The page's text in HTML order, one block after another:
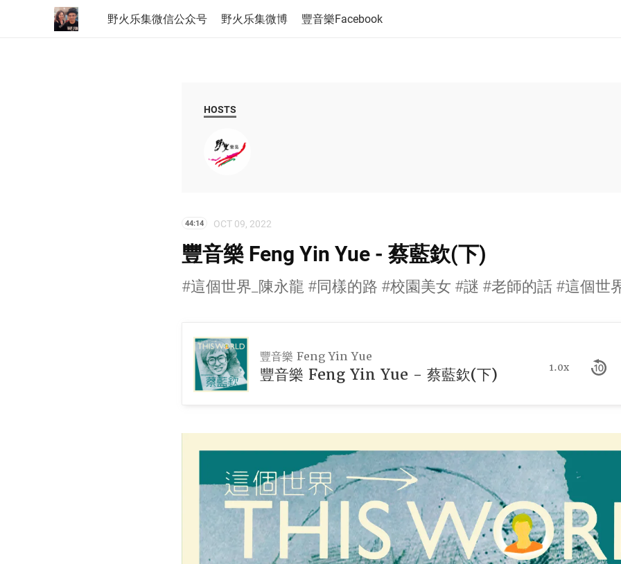
野火乐集微信公众号 野火乐集微博 豐音樂Facebook
HOSTS
44:14 OCT 09, 2022
豐音樂 Feng Yin Yue - 蔡藍欽(下)
#這個世界_陳永龍 #同樣的路 #校園美女 #謎 #老師的話 #這個世
豐音樂 Feng Yin Yue
豐音樂 Feng Yin Yue - 蔡藍欽(下) 1.0x